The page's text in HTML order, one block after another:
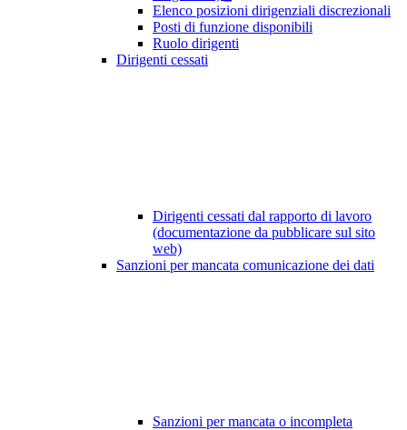
Elenco posizioni dirigenziali discrezionali
Posti di funzione disponibili
Ruolo dirigenti
Dirigenti cessati
Dirigenti cessati dal rapporto di lavoro
(documentazione da pubblicare sul sito
web)
Sanzioni per mancata comunicazione dei dati
Sanzioni per mancata o incompleta